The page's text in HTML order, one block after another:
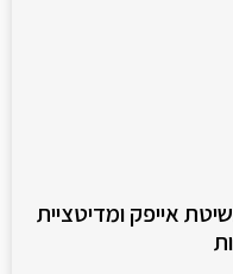
בשיטת אייפק ומדיטציית